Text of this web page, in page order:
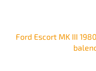
Ford Escort MK III